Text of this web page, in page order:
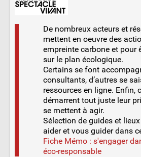
De nombreux acteurs et
mettent en oeuvre des
empreinte carbone et pour
sur le plan écologique.
Certains se font
consultants, d’autres se
ressources en ligne. Enfin,
démarrent tout juste leur
se mettent à agir.
Sélection de guides et
aider et vous guider dans
Fiche Mémo : s'engager
éco-responsable